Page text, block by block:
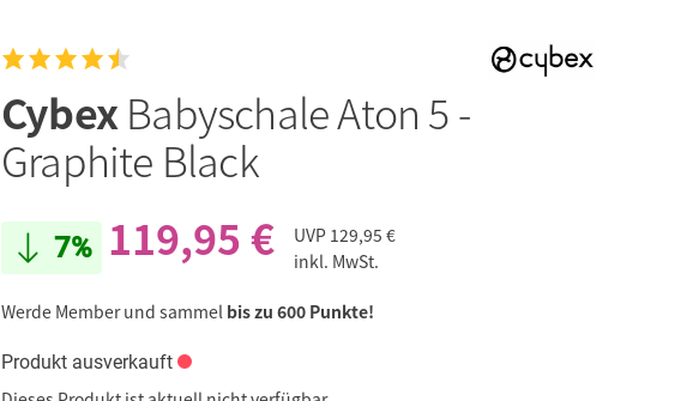
CybexBabyschale Aton 5 -
Graphite Black
7% 119,95 € UVP 129,95 €
inkl. MwSt.
Werde Member und sammel bis zu 600 Punkte!
Produkt ausverkauft